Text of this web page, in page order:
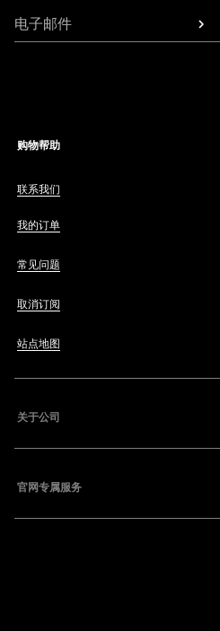
电子邮件
购物帮助
联系我们
我的订单
常见问题
取消订阅
站点地图
关于公司
官网专属服务